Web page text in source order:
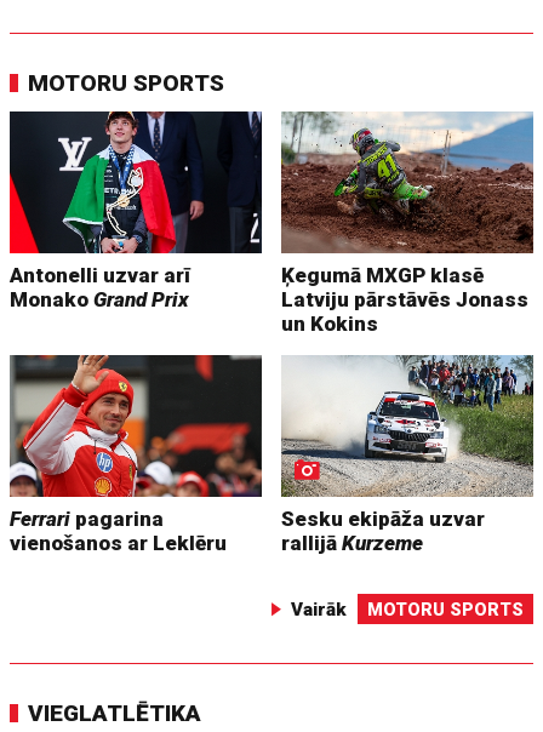
MOTORU SPORTS
Antonelli uzvar arī
MonakoGrand Prix
Ķegumā MXGP klasē
Latviju pārstāvēs Jonass
un Kokins
Ferrari pagarina
vienošanos ar Leklēru
Sesku ekipāža uzvar
rallijāKurzeme
Vairāk MOTORU SPORTS
VIEGLATLĒTIKA